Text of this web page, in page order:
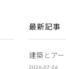
最新記事
建築とア
2026-07-26